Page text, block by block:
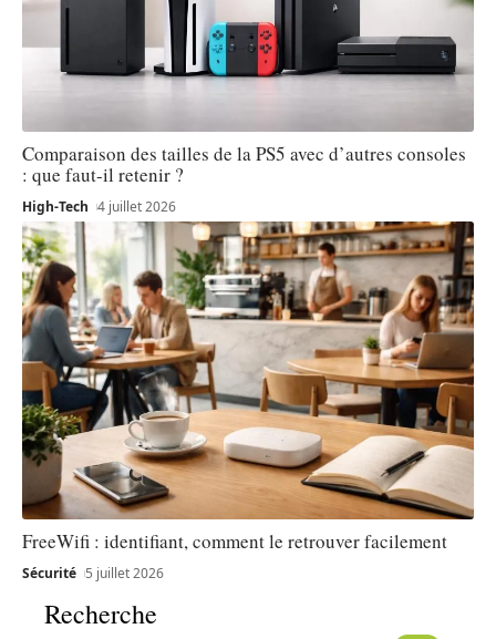
Comparaison des tailles de la PS5 avec d’autres consoles
: que faut-il retenir ?
High-Tech 4 juillet 2026
FreeWifi : identifiant, comment le retrouver facilement
Sécurité 5 juillet 2026
Recherche